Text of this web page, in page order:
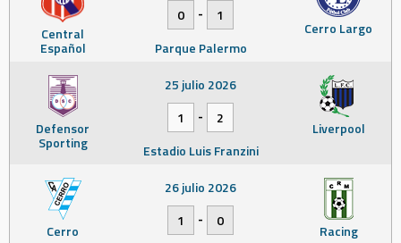
Central
Español
Cerro Largo
0
-
1
Parque Palermo
Defensor
Sporting
Liverpool
25 julio 2026
1
-
2
Estadio Luis Franzini
Cerro Racing
26 julio 2026
1
-
0